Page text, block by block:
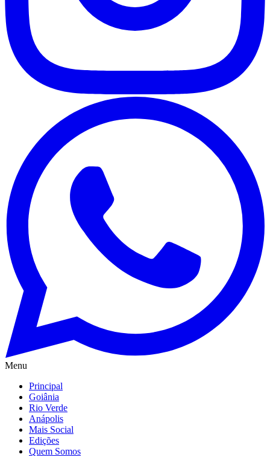
Menu
Principal
Goiânia
Rio Verde
Anápolis
Mais Social
Edições
Quem Somos